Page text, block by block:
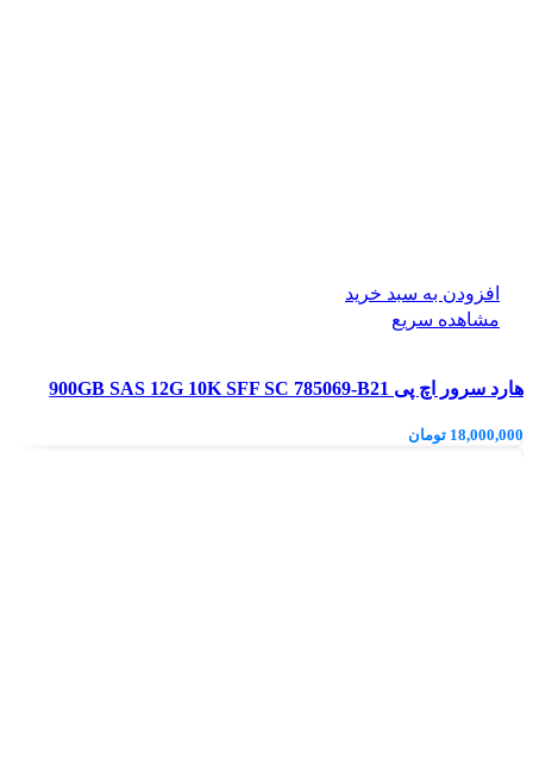
افزودن به سبد خرید
مشاهده سریع
هارد سرور اچ پی 900GB SAS 12G 10K SFF SC 785069-B21
18,000,000 تومان